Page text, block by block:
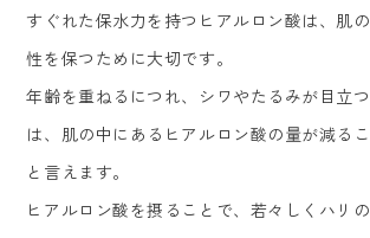
すぐれた保水力を持つヒアルロン酸は、肌
性を保つために大切です。
年齢を重ねるにつれ、シワやたるみが目立
は、肌の中にあるヒアルロン酸の量が減る
と言えます。
ヒアルロン酸を摂ることで、若々しくハリ